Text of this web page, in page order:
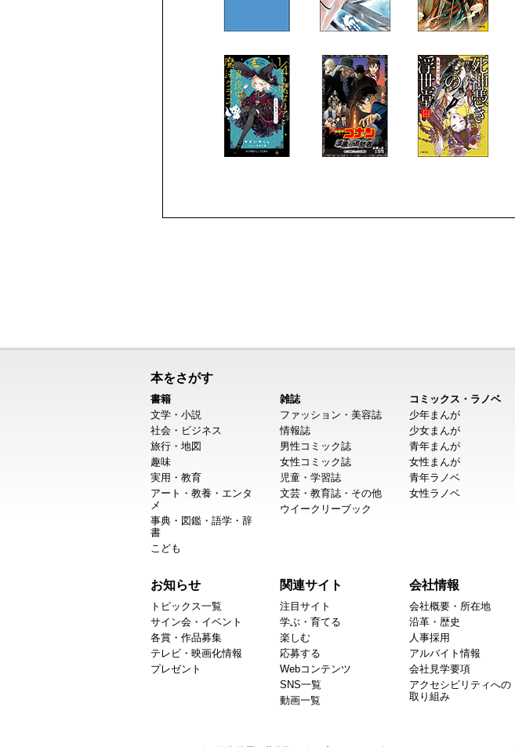
本をさがす
書籍
文学・小説
社会・ビジネス
旅行・地図
趣味
実用・教育
アート・教養・エンタ
メ
事典・図鑑・語学・辞
書
こども
雑誌
ファッション・美容誌
情報誌
男性コミック誌
女性コミック誌
児童・学習誌
文芸・教育誌・その他
ウイークリーブック
コミックス・ラノベ
少年まんが
少女まんが
青年まんが
女性まんが
青年ラノベ
女性ラノベ
お知らせ
トピックス一覧
サイン会・イベント
各賞・作品募集
テレビ・映画化情報
プレゼント
関連サイト
注目サイト
学ぶ・育てる
楽しむ
応募する
Webコンテンツ
SNS一覧
動画一覧
会社情報
会社概要・所在地
沿革・歴史
人事採用
アルバイト情報
会社見学要項
アクセシビリティへの
取り組み